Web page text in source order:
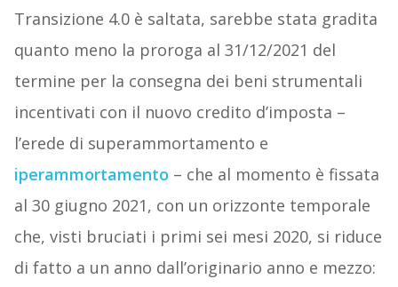
Transizione 4.0 è saltata, sarebbe stata gradita
quanto meno la proroga al 31/12/2021 del
termine per la consegna dei beni strumentali
incentivati con il nuovo credito d’imposta –
l’erede di superammortamento e
iperammortamento – che al momento è fissata
al 30 giugno 2021, con un orizzonte temporale
che, visti bruciati i primi sei mesi 2020, si riduce
di fatto a un anno dall’originario anno e mezzo: